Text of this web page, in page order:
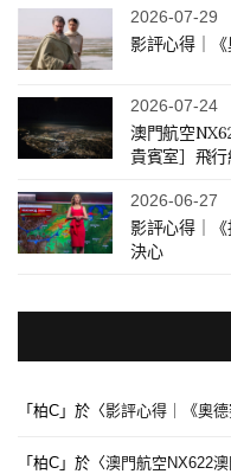
2026-07-29
影評心得｜
2026-07-24
澳門航空
貴賓室］飛
2026-06-27
影評心得｜
決心
「 柏C 」於〈影評心得｜《奧
「 柏C 」於〈澳門航空NX622